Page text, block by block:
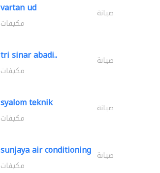
vartan ud صيانة
مكيفات
tri sinar abadi.. صيانة
مكيفات
syalom teknik صيانة
مكيفات
sunjaya air conditioning صيانة
مكيفات